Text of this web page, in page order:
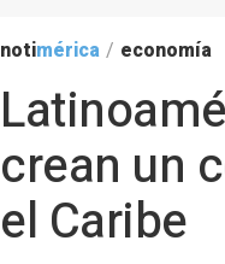
notimérica / economía
crean un
el Caribe